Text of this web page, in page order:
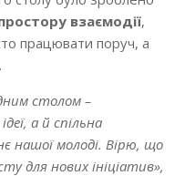
взаємодії,
працювати поруч, а
.
столом –
а й спільна
нашої молоді. Вірю, що
для нових ініціатив»,